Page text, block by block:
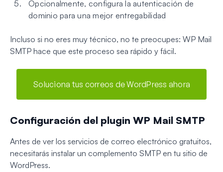
Opcionalmente, configura la autenticación de
dominio para una mejor entregabilidad
Incluso si no eres muy técnico, no te preocupes: WP Mail
SMTP hace que este proceso sea rápido y fácil.
Soluciona tus correos de WordPress ahora
Configuración del plugin WP Mail SMTP
Antes de ver los servicios de correo electrónico gratuitos,
necesitarás instalar un complemento SMTP en tu sitio de
WordPress.